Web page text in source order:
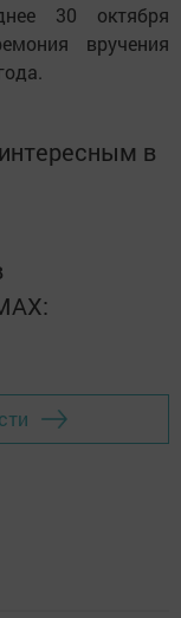
30 октября
вручения
в